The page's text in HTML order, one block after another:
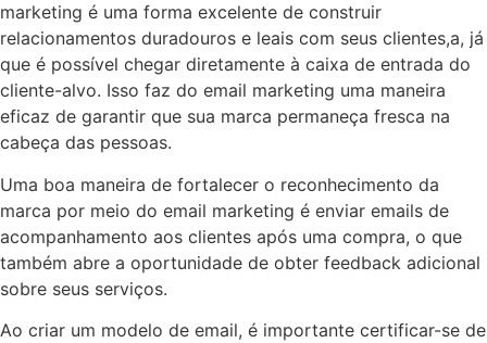
marketing é uma forma excelente de construir
relacionamentos duradouros e leais com seus clientes,a, já
que é possível chegar diretamente à caixa de entrada do
cliente-alvo. Isso faz do email marketing uma maneira
eficaz de garantir que sua marca permaneça fresca na
cabeça das pessoas.
Uma boa maneira de fortalecer o reconhecimento da
marca por meio do email marketing é enviar emails de
acompanhamento aos clientes após uma compra, o que
também abre a oportunidade de obter feedback adicional
sobre seus serviços.
Ao criar um modelo de email, é importante certificar-se de